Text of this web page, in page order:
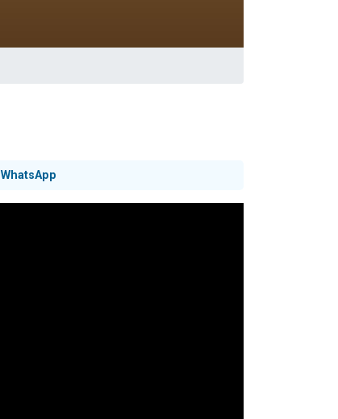
WhatsApp